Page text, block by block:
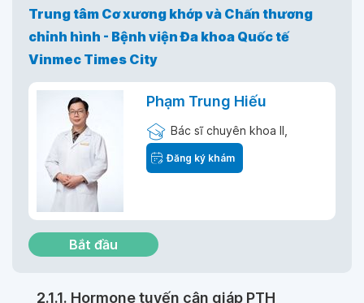
Trung tâm Cơ xương khớp và Chấn thương
chỉnh hình - Bệnh viện Đa khoa Quốc tế
Vinmec Times City
Phạm Trung Hiếu
Bác sĩ chuyên khoa II,
Đăng ký khám
Bắt đầu
2.1.1. Hormone tuyến cận giáp PTH